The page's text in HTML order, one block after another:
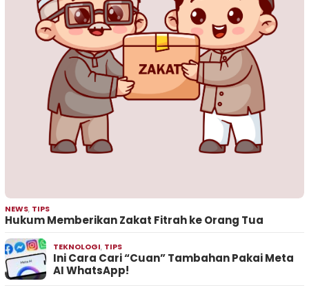
NEWS, TIPS
Hukum Memberikan Zakat Fitrah ke Orang Tua
TEKNOLOGI, TIPS
Ini Cara Cari “Cuan” Tambahan Pakai Meta
AI WhatsApp!